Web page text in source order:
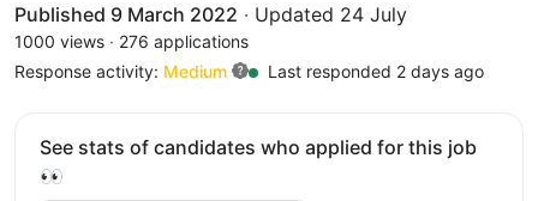
Published 9 March 2022 · Updated 24 July
1000 views · 276 applications
Response activity: Medium Last responded 2 days ago
See stats of candidates who applied for this job
👀